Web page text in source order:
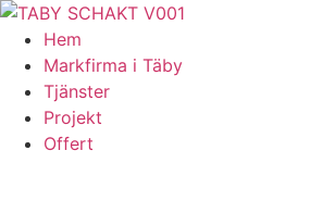
Skip
content
Hem
Markfirma i Täby
Tjänster
Projekt
Offert